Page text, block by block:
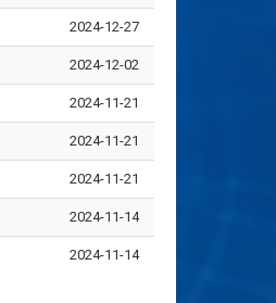
2024-12-27
2024-12-02
2024-11-21
2024-11-21
2024-11-21
2024-11-14
2024-11-14